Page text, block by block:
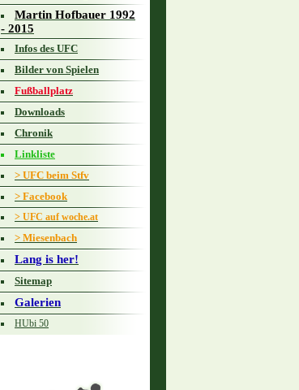
Martin Hofbauer 1992
- 2015
Infos des UFC
Bilder von Spielen
Fußballplatz
Downloads
Chronik
Linkliste
> UFC beim Stfv
> Facebook
> UFC auf woche.at
> Miesenbach
Lang is her!
Sitemap
Galerien
HUbi 50